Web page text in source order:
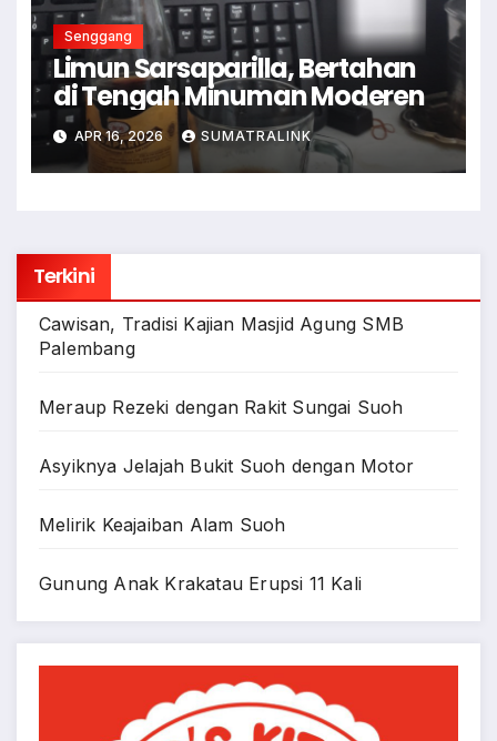
Senggang
Limun Sarsaparilla, Bertahan
di Tengah Minuman Moderen
APR 16, 2026 SUMATRALINK
Terkini
Cawisan, Tradisi Kajian Masjid Agung SMB
Palembang
Meraup Rezeki dengan Rakit Sungai Suoh
Asyiknya Jelajah Bukit Suoh dengan Motor
Melirik Keajaiban Alam Suoh
Gunung Anak Krakatau Erupsi 11 Kali